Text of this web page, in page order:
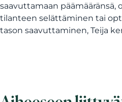
saavuttamaan päämääränsä,
tilanteen selättäminen tai
tason saavuttaminen, Teija